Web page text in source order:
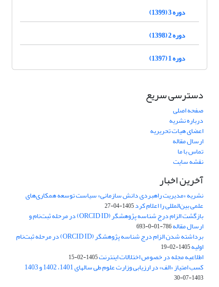
دوره 3 (1399)
دوره 2 (1398)
دوره 1 (1397)
دسترسی سریع
صفحه اصلی
درباره نشریه
اعضای هیات تحریریه
ارسال مقاله
تماس با ما
نقشه سایت
آخرین اخبار
نشریه «مدیریت راهبردی دانش سازمانی» سیاست توسعه همکاری‌های
علمی بین‌المللی را اعلام کرد1405-04-27
بازگشت الزام درج شناسه پژوهشگر (ORCID ID) در مرحله ثبت‌نام و
ارسال مقاله786-01-0-693
برداشته شدن الزام درج شناسه پژوهشگر (ORCID ID) در مرحله ثبت‌نام
اولیه1405-02-19
اطلاعیه مجله در خصوص اختلالات اینترنت1405-02-15
کسب امتیاز «الف» در ارزیابی وزارت علوم طی سالهای 1401، 1402 و 1403
1403-07-30